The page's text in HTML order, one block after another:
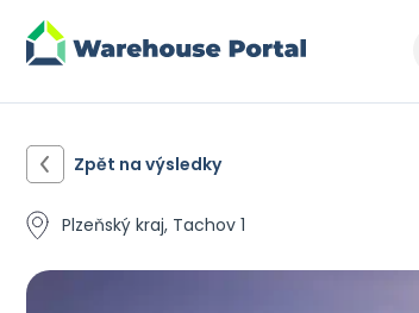
Zpět na výsledky
Plzeňský kraj, Tachov 1